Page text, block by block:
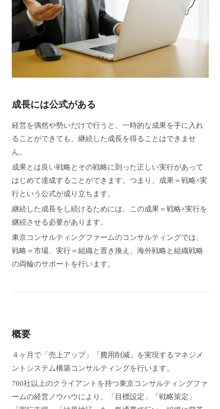
成長には公式がある
経営を偶然や勢いだけで行うと、一時的な成果を手に入れ
ることができても、継続した成長を得ることはできませ
ん。
成果とは良い戦略とその戦略に則った正しい実行があって
はじめて達成することができます。つまり、成果＝戦略×実
行という公式が成り立ちます。
継続した成長をし続けるためには、この成果＝戦略×実行を
継続させる必要があります。
東京コンサルティングファームのコンサルティングでは、
戦略＝市場、実行＝組織と置き換え、海外戦略と組織戦略
の両輪のサポートを行います。
概要
４ヶ月で「売上アップ」「費用削減」を実現するマネジメ
ントシステム構築コンサルティングを行います。
700社以上のクライアントを持つ東京コンサルティングファ
ームの経営ノウハウにより、「目標設定」「戦略策定」